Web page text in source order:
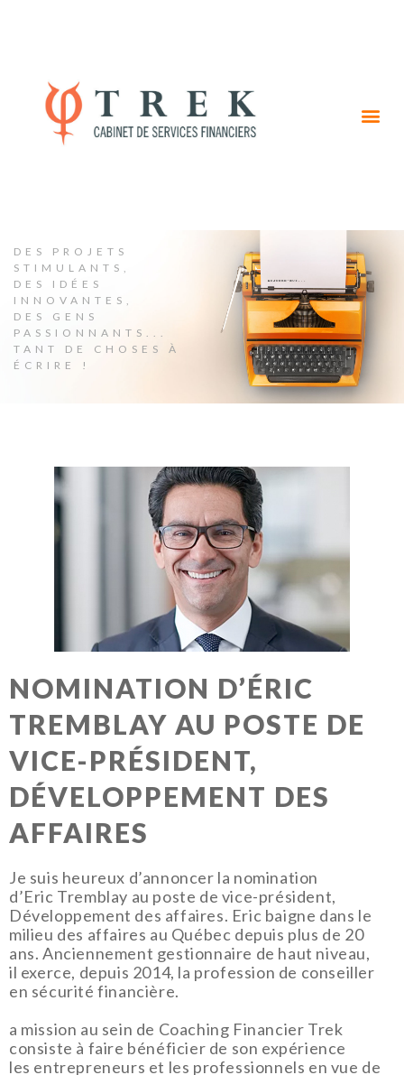
DES PROJETS
STIMULANTS,
DES IDÉES
INNOVANTES,
DES GENS
PASSIONNANTS...
TANT DE CHOSES À
ÉCRIRE !
NOMINATION D’ÉRIC
TREMBLAY AU POSTE DE
VICE-PRÉSIDENT,
DÉVELOPPEMENT DES
AFFAIRES
Je suis heureux d’annoncer la nomination
d’Eric Tremblay au poste de vice-président,
Développement des affaires. Eric baigne dans le
milieu des affaires au Québec depuis plus de 20
ans. Anciennement gestionnaire de haut niveau,
il exerce, depuis 2014, la profession de conseiller
en sécurité financière.
a mission au sein de Coaching Financier Trek
consiste à faire bénéficier de son expérience
les entrepreneurs et les professionnels en vue de